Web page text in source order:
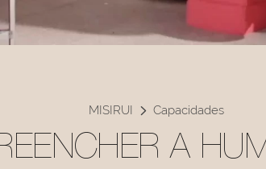
MISIRUI Capacidades
A